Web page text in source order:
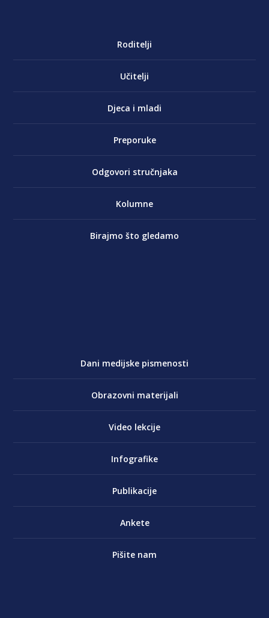
Roditelji
Učitelji
Djeca i mladi
Preporuke
Odgovori stručnjaka
Kolumne
Birajmo što gledamo
Dani medijske pismenosti
Obrazovni materijali
Video lekcije
Infografike
Publikacije
Ankete
Pišite nam